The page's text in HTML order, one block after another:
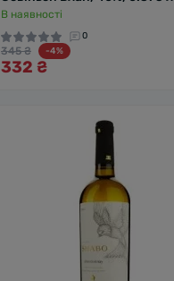
В наявності
0
345 ₴ -4%
332 ₴